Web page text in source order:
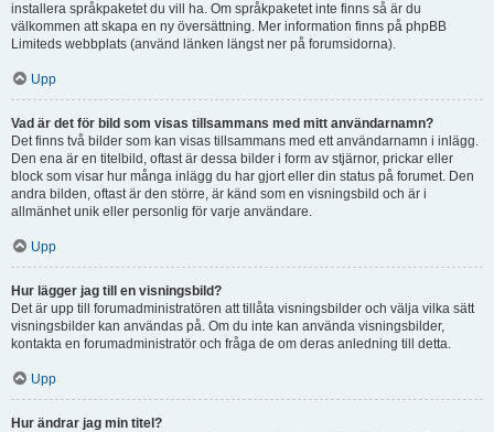
installera språkpaketet du vill ha. Om språkpaketet inte finns så är du
välkommen att skapa en ny översättning. Mer information finns på phpBB
Limiteds webbplats (använd länken längst ner på forumsidorna).
Upp
Vad är det för bild som visas tillsammans med mitt användarnamn?
Det finns två bilder som kan visas tillsammans med ett användarnamn i inlägg.
Den ena är en titelbild, oftast är dessa bilder i form av stjärnor, prickar eller
block som visar hur många inlägg du har gjort eller din status på forumet. Den
andra bilden, oftast är den större, är känd som en visningsbild och är i
allmänhet unik eller personlig för varje användare.
Upp
Hur lägger jag till en visningsbild?
Det är upp till forumadministratören att tillåta visningsbilder och välja vilka sätt
visningsbilder kan användas på. Om du inte kan använda visningsbilder,
kontakta en forumadministratör och fråga de om deras anledning till detta.
Upp
Hur ändrar jag min titel?